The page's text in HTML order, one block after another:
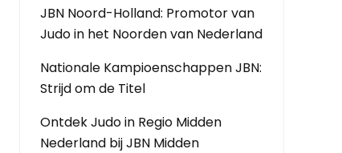
JBN Noord-Holland: Promotor van
Judo in het Noorden van Nederland
Nationale Kampioenschappen JBN:
Strijd om de Titel
Ontdek Judo in Regio Midden
Nederland bij JBN Midden